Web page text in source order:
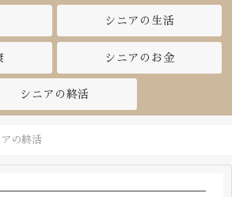
シニアの生活
シニアのお金
シニアの終活
アの終活